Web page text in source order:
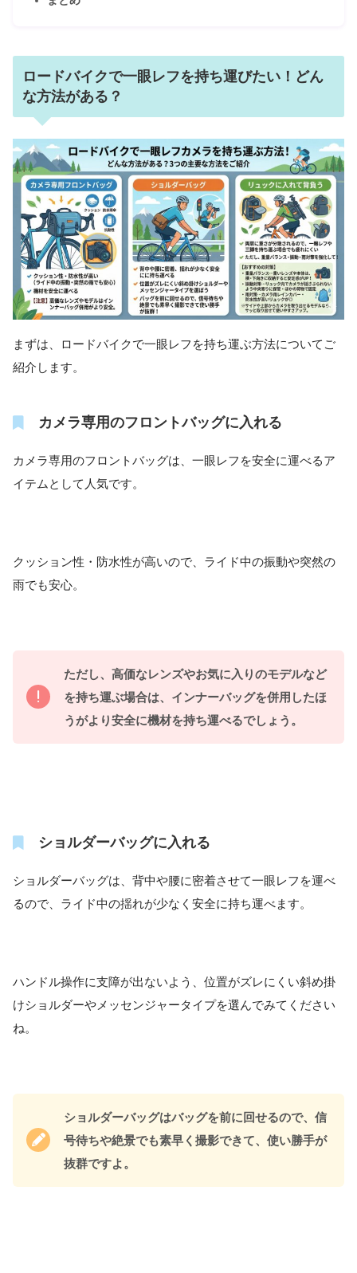
ロードバイクで一眼レフを持ち運びたい！どん
な方法がある？
まずは、ロードバイクで一眼レフを持ち運ぶ方法についてご
紹介します。
カメラ専用のフロントバッグに入れる
カメラ専用のフロントバッグは、一眼レフを安全に運べるア
イテムとして人気です。
クッション性・防水性が高いので、ライド中の振動や突然の
雨でも安心。
ただし、高価なレンズやお気に入りのモデルなど
を持ち運ぶ場合は、インナーバッグを併用したほ
うがより安全に機材を持ち運べるでしょう。
ショルダーバッグに入れる
ショルダーバッグは、背中や腰に密着させて一眼レフを運べ
るので、ライド中の揺れが少なく安全に持ち運べます。
ハンドル操作に支障が出ないよう、位置がズレにくい斜め掛
けショルダーやメッセンジャータイプを選んでみてください
ね。
ショルダーバッグはバッグを前に回せるので、信
号待ちや絶景でも素早く撮影できて、使い勝手が
抜群ですよ。